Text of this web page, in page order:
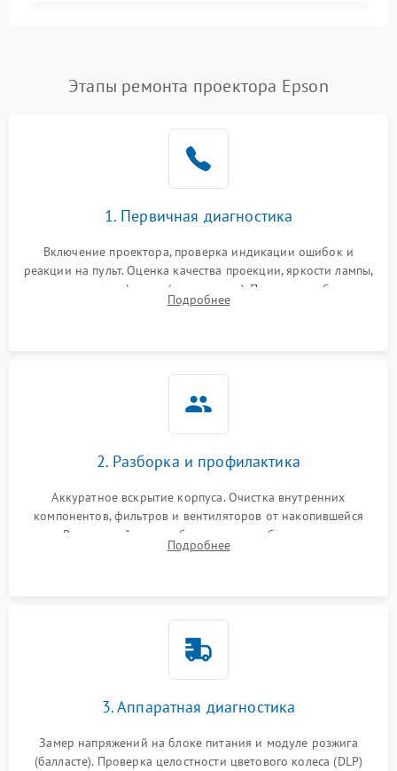
Нестабильная яркость или
контраст
4000 ₽ Подробнее →
Неравномерная подсветка
автоматическая коррекция
трапеции (Keystone)
Проблемы с
масштабированием
Подробнее →
Этапы ремонта проектора Epson
1. Первичная диагностика
Включение проектора, проверка индикации ошибок и
реакции на пульт. Оценка качества проекции, яркости лампы,
наличия артефактов (точки, пятна). Проверка работы
системы охлаждения по уровню шума вентиляторов.
Подробнее
2. Разборка и профилактика
Аккуратное вскрытие корпуса. Очистка внутренних
компонентов, фильтров и вентиляторов от накопившейся
пыли. Визуальный осмотр блока питания, балласта лампы и
материнской платы на наличие прогаров или вздутых
Подробнее
3. Аппаратная диагностика
Замер напряжений на блоке питания и модуле розжига
(балласте). Проверка целостности цветового колеса (DLP)